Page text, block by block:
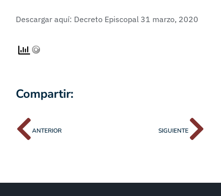
Descargar aquí: Decreto Episcopal 31 marzo, 2020
Compartir:
ANTERIOR SIGUIENTE